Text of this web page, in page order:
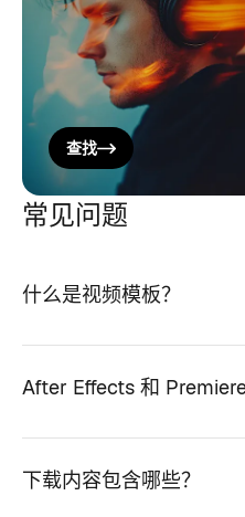
查找
常见问题
什么是视频模板？
After Effects 和
下载内容包含哪些？